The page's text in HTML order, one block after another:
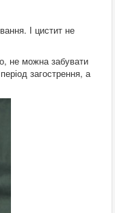
І цистит не
не можна забувати
загострення, а